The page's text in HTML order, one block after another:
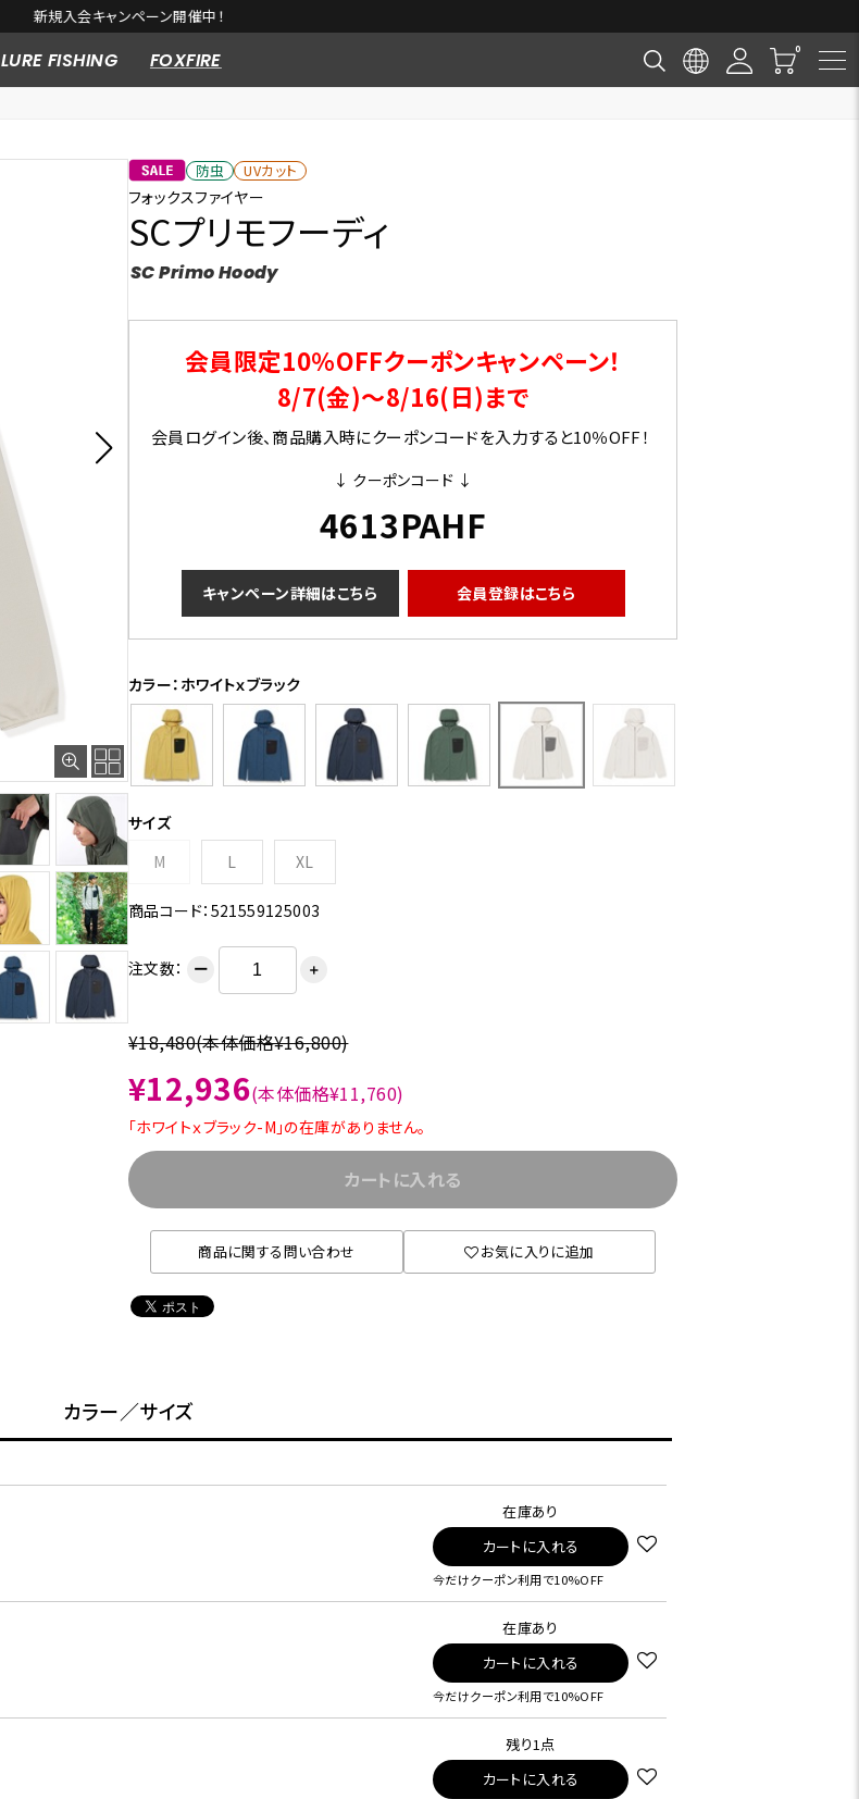
新規入会キャンペーン開催中！
LURE FISHING FOXFIRE
防虫 UVカット
フォックスファイヤー
SCプリモフーディ
SC Primo Hoody
会員限定10％OFFクーポンキャンペーン！
8/7(金)～8/16(日)まで
会員ログイン後、商品購入時にクーポンコードを入力すると10％OFF！
↓ クーポンコード ↓
4613PAHF
キャンペーン詳細はこちら 会員登録はこちら
カラー：ホワイトｘブラック
サイズ
M
L XL
商品コード：521559125003
注文数： ー ＋
¥18,480(本体価格¥16,800)
¥12,936(本体価格¥11,760)
「ホワイトｘブラック-M」の在庫がありません。
カートに入れる
商品に関する問い合わせ お気に入りに追加
カラー／サイズ
在庫あり
カートに入れる
今だけクーポン利用で10%OFF
在庫あり
カートに入れる
今だけクーポン利用で10%OFF
残り1点
カートに入れる